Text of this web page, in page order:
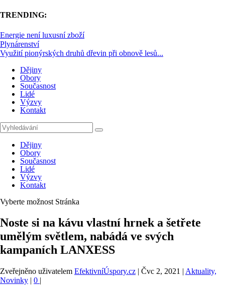
TRENDING:
Energie není luxusní zboží
Plynárenství
Využití pionýrských druhů dřevin při obnově lesů...
Dějiny
Obory
Současnost
Lidé
Výzvy
Kontakt
Dějiny
Obory
Současnost
Lidé
Výzvy
Kontakt
Vyberte možnost Stránka
Noste si na kávu vlastní hrnek a šetřete
umělým světlem, nabádá ve svých
kampaních LANXESS
Zveřejněno uživatelem EfektivníÚspory.cz | Čvc 2, 2021 | Aktuality,
Novinky | 0 |